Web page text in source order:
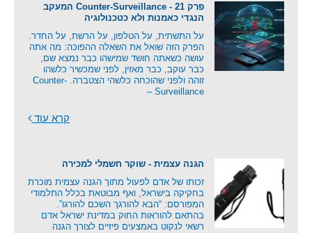
פרק 21 - Counter-Surveillance המעקב
הנגדי כאמנות ולא כטכנולוגיה
על התשתית, על הטלפון, על הרשת, על החדר.
הפרק הזה שואל את השאלה ההפוכה: מה אתה
עושה כשאתה חושד שמישהו כבר נמצא שם,
כבר עוקב, כבר מאזין, לפני שמכשיר כלשהו
זוהה ולפני שהוכחה כלשהי הצטברה. Counter-
Surveillance –
קרא עוד
הגנה עצמית - שוקר חשמלי למכירה
זכותו של אדם לפעול מתוך הגנה עצמית מוכרת
בחקיקה בישראל, ואף מבוטאת בכלל התלמודי
המפורסם: “הבא להורגך השכם להורגו”.
בהתאם להוראות החוק במדינת ישראל אדם
רשאי לנקוט באמצעים פיזיים לצורך הגנה